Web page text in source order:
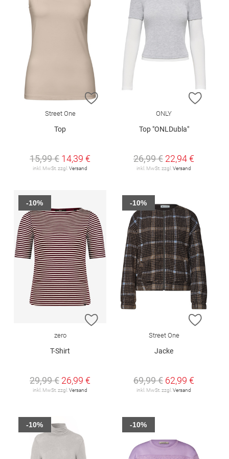
ZUR WUNSCHLISTE HINZUFÜGEN
Street One
Top
15,99 € 14,39 €
inkl. MwSt. zzgl. Versand
ZUR
ONLY
Top "ONLDubla"
26,99 € 22,94 €
inkl. MwSt. zzgl. Versand
ZUR WUNSCHLISTE HINZUFÜGEN
zero
T-Shirt
29,99 € 26,99 €
inkl. MwSt. zzgl. Versand
-10%
ZUR
Street One
Jacke
69,99 € 62,99 €
inkl. MwSt. zzgl. Versand
-10%
-10% -10%